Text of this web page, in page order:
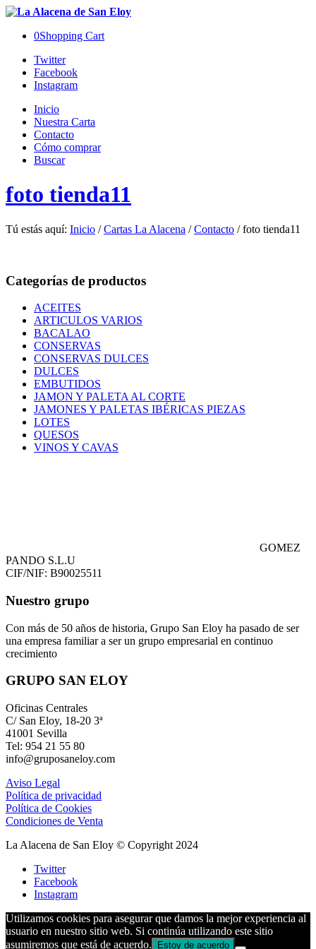
0Shopping Cart
Twitter
Facebook
Instagram
Inicio
Nuestra Carta
Contacto
Cómo comprar
Buscar
foto tienda11
Tú estás aquí: Inicio / Cartas La Alacena / Contacto / foto tienda11
Categorías de productos
ACEITES
ARTICULOS VARIOS
BACALAO
CONSERVAS
CONSERVAS DULCES
DULCES
EMBUTIDOS
JAMON Y PALETA AL CORTE
JAMONES Y PALETAS IBÉRICAS PIEZAS
LOTES
QUESOS
VINOS Y CAVAS
GOMEZ
PANDO S.L.U
CIF/NIF: B90025511
Nuestro grupo
Con más de 50 años de historia, Grupo San Eloy ha pasado de ser
una empresa familiar a ser un grupo empresarial en continuo
crecimiento
GRUPO SAN ELOY
Oficinas Centrales
C/ San Eloy, 18-20 3ª
41001 Sevilla
Tel: 954 21 55 80
info@gruposaneloy.com
Aviso Legal
Política de privacidad
Política de Cookies
Condiciones de Venta
La Alacena de San Eloy © Copyright 2024
Twitter
Facebook
Instagram
Utilizamos cookies para asegurar que damos la mejor experiencia al
usuario en nuestro sitio web. Si continúa utilizando este sitio
asumiremos que está de acuerdo.
Estoy de acuerdo